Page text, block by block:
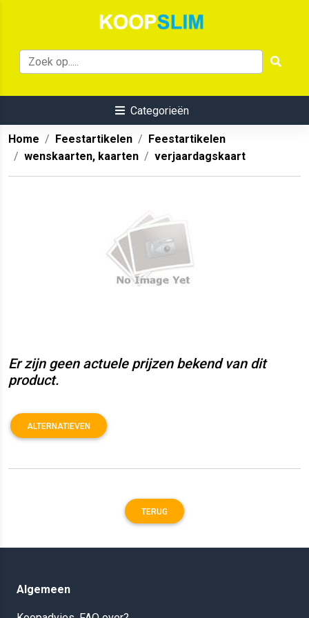
Categorieën
Home Feestartikelen
Feestartikelen
wenskaarten, kaarten
verjaardagskaart
Er zijn geen actuele prijzen bekend van dit
product.
ALTERNATIEVEN
TERUG
Algemeen